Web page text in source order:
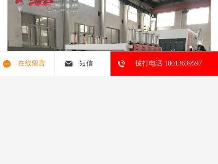
在线留言 短信 拔打电话 18013639597